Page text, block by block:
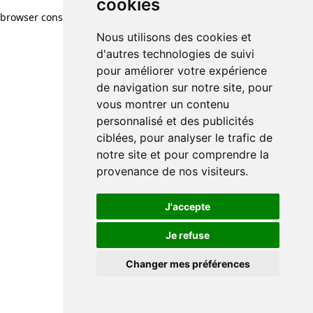
cookies
Nous utilisons des cookies et
d'autres technologies de suivi
pour améliorer votre expérience
de navigation sur notre site, pour
vous montrer un contenu
personnalisé et des publicités
ciblées, pour analyser le trafic de
notre site et pour comprendre la
provenance de nos visiteurs.
J'accepte
Je refuse
Changer mes préférences
browser console for more information)